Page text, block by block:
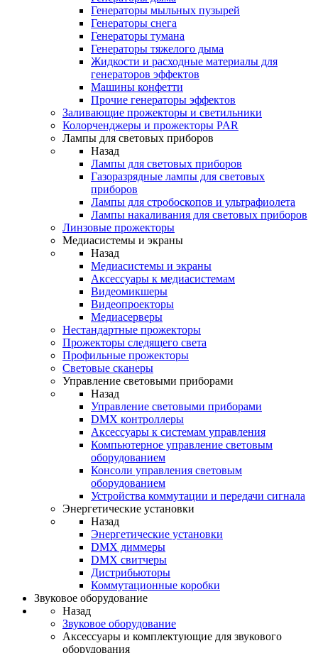
Генераторы мыльных пузырей
Генераторы снега
Генераторы тумана
Генераторы тяжелого дыма
Жидкости и расходные материалы для
генераторов эффектов
Машины конфетти
Прочие генераторы эффектов
Заливающие прожекторы и светильники
Колорченджеры и прожекторы PAR
Лампы для световых приборов
Назад
Лампы для световых приборов
Газоразрядные лампы для световых
приборов
Лампы для стробоскопов и ультрафиолета
Лампы накаливания для световых приборов
Линзовые прожекторы
Медиасистемы и экраны
Назад
Медиасистемы и экраны
Аксессуары к медиасистемам
Видеомикшеры
Видеопроекторы
Медиасерверы
Нестандартные прожекторы
Прожекторы следящего света
Профильные прожекторы
Световые сканеры
Управление световыми приборами
Назад
Управление световыми приборами
DMX контроллеры
Аксессуары к системам управления
Компьютерное управление световым
оборудованием
Консоли управления световым
оборудованием
Устройства коммутации и передачи сигнала
Энергетические установки
Назад
Энергетические установки
DMX диммеры
DMX свитчеры
Дистрибьюторы
Коммутационные коробки
Звуковое оборудование
Назад
Звуковое оборудование
Аксессуары и комплектующие для звукового
оборудования